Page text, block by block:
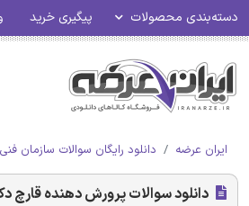
دسته‌بندی محصولات پیگیری خرید
ایران عرضه دانلود رایگان سوالات سازمان
دانلود سوالات پرورش دهنده قارچ